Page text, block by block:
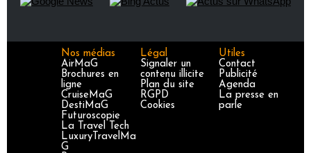
Nos médias
AirMaG
Brochures en
ligne
CruiseMaG
DestiMaG
Futuroscopie
La Travel Tech
LuxuryTravelMa
G
Légal
Signaler un
contenu illicite
Plan du site
RGPD
Cookies
Utiles
Contact
Publicité
Agenda
La presse en
parle